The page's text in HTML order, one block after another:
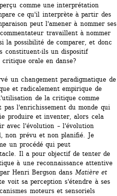
comme une interprétation
ce qu'il interprète à partir des
peut l'amener à nommer ses
travaillent à nommer
la possibilité de comparer, et donc
constituent-ils un dispositif
orale en danse?
un changement paradigmatique de
et radicalement empirique de
de la critique comme
l'enrichissement du monde qui
produire et inventer, alors cela
avec l'évolution – l'évolution
non prévu et non planifié. Je
un procédé qui peut
Il a pour objectif de tenter de
à une reconnaissance attentive
Henri Bergson dans Matière et
voit sa perception s'étendre à ses
moteurs et sensoriels